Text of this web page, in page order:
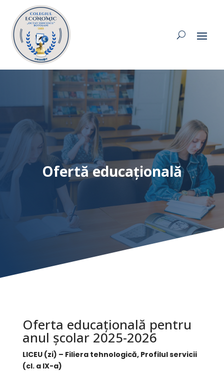
Ofertă educațională
Oferta educațională pentru
anul școlar 2025-2026
LICEU (zi) – Filiera tehnologică, Profilul servicii
(cl. a IX-a)